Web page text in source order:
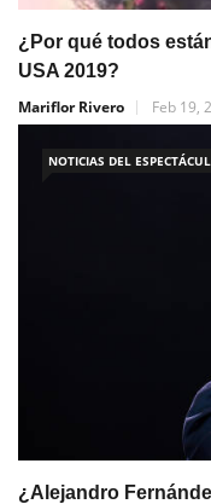
¿Por qué todos
USA 2019?
Mariflor Rivero
Feb 19,
NOTICIAS DEL
¿Alejandro